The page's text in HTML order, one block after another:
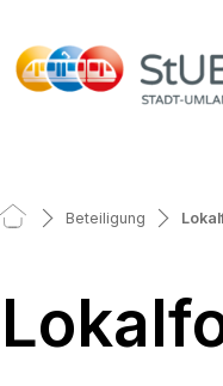
Beteiligung